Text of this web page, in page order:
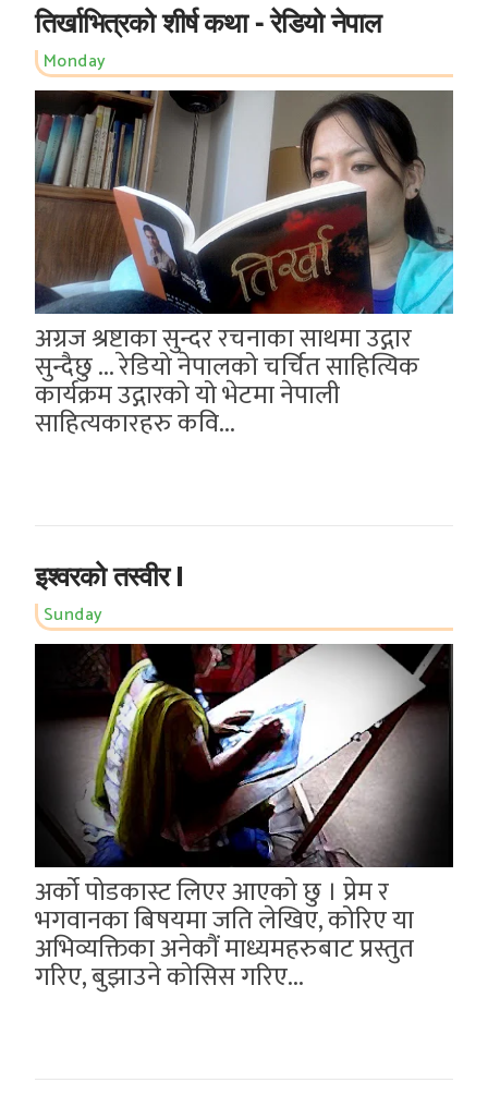
तिर्खाभित्रको शीर्ष कथा - रेडियो नेपाल
Monday
अग्रज श्रष्टाका सुन्दर रचनाका साथमा उद्गार
सुन्दैछु ... रेडियो नेपालको चर्चित साहित्यिक
कार्यक्रम उद्गारको यो भेटमा नेपाली
साहित्यकारहरु कवि...
इश्वरको तस्वीर I
Sunday
अर्को पोडकास्ट लिएर आएको छु । प्रेम र
भगवानका बिषयमा जति लेखिए, कोरिए या
अभिव्यक्तिका अनेकौं माध्यमहरुबाट प्रस्तुत
गरिए, बुझाउने कोसिस गरिए...